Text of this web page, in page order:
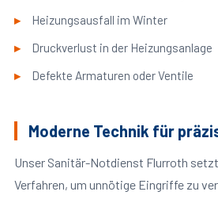
Heizungsausfall im Winter
Druckverlust in der Heizungsanlage
Defekte Armaturen oder Ventile
Moderne Technik für
Unser Sanitär-Notdienst Flurroth
Verfahren, um unnötige Eingriffe zu